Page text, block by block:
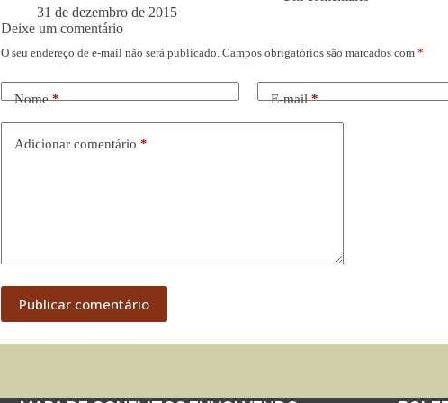
31 de dezembro de 2015
Deixe um comentário
O seu endereço de e-mail não será publicado. Campos obrigatórios são marcados com *
Nome* E-mail*
Adicionar comentário *
Publicar comentário